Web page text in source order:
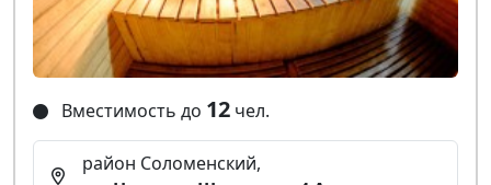
Вместимость до 12 чел.
район Соломенский,